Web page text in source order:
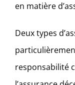
en matière
Deux types
responsabilité